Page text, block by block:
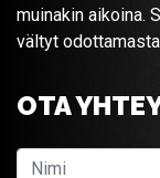
muinakin aikoina.
vältyt
OTA